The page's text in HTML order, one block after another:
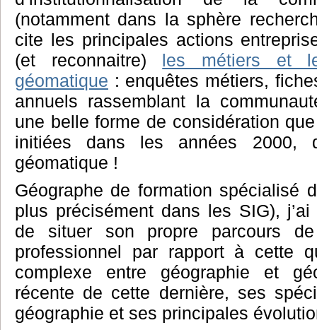
(notamment dans la sphère
cite les principales actions
(et reconnaitre) les métiers et
géomatique : enquêtes métiers,
annuels rassemblant la
une belle forme de considération
initiées dans les années 2000,
géomatique !
Géographe de formation spécialisé
plus précisément dans les SIG),
de situer son propre parcours
professionnel par rapport à cette
complexe entre géographie et
récente de cette dernière, ses
géographie et ses principales